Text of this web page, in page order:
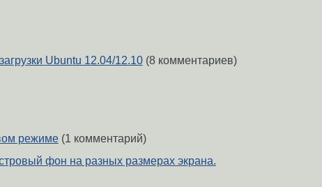
Ubuntu 12.04/12.10(8 комментариев)
режиме(1 комментарий)
фон на разных размерах экрана.